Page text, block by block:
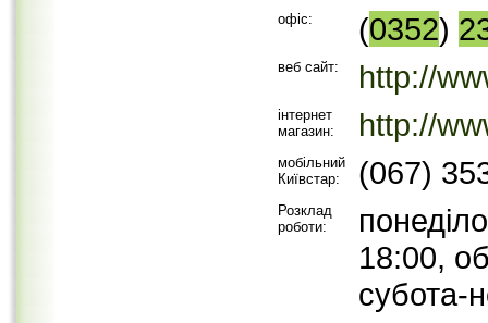
офіс: (0352)
веб сайт: http://
інтернет
магазин:
http://
мобільний
Київстар:
(067)
Розклад
роботи:
18:00,
субота-